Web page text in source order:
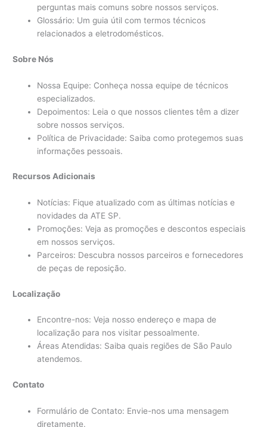
perguntas mais comuns sobre nossos serviços.
Glossário: Um guia útil com termos técnicos
relacionados a eletrodomésticos.
Sobre Nós
Nossa Equipe: Conheça nossa equipe de técnicos
especializados.
Depoimentos: Leia o que nossos clientes têm a dizer
sobre nossos serviços.
Política de Privacidade: Saiba como protegemos suas
informações pessoais.
Recursos Adicionais
Notícias: Fique atualizado com as últimas notícias e
novidades da ATE SP.
Promoções: Veja as promoções e descontos especiais
em nossos serviços.
Parceiros: Descubra nossos parceiros e fornecedores
de peças de reposição.
Localização
Encontre-nos: Veja nosso endereço e mapa de
localização para nos visitar pessoalmente.
Áreas Atendidas: Saiba quais regiões de São Paulo
atendemos.
Contato
Formulário de Contato: Envie-nos uma mensagem
diretamente.